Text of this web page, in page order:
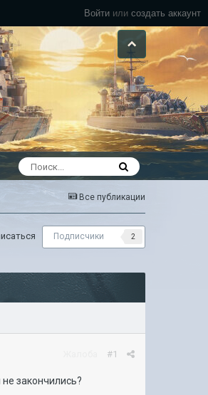
Войти или создать аккаунт
Все публикации
Подписчики 2
#1
закончились?